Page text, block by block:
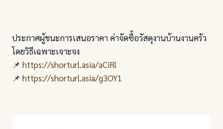
ประกาศผู้ชนะการเสนอราคา ค่าจัดซื้อวัสดุงานบ้านงานครัว
โดยวิธีเฉพาะเจาะจง
📌 https://shorturl.asia/aCiRl
📌 https://shorturl.asia/g3OY1